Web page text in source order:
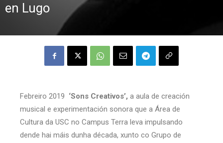
en Lugo
Febreiro 2019 ‘Sons Creativos’, a aula de creación
musical e experimentación sonora que a Área de
Cultura da USC no Campus Terra leva impulsando
dende hai máis dunha década, xunto co Grupo de